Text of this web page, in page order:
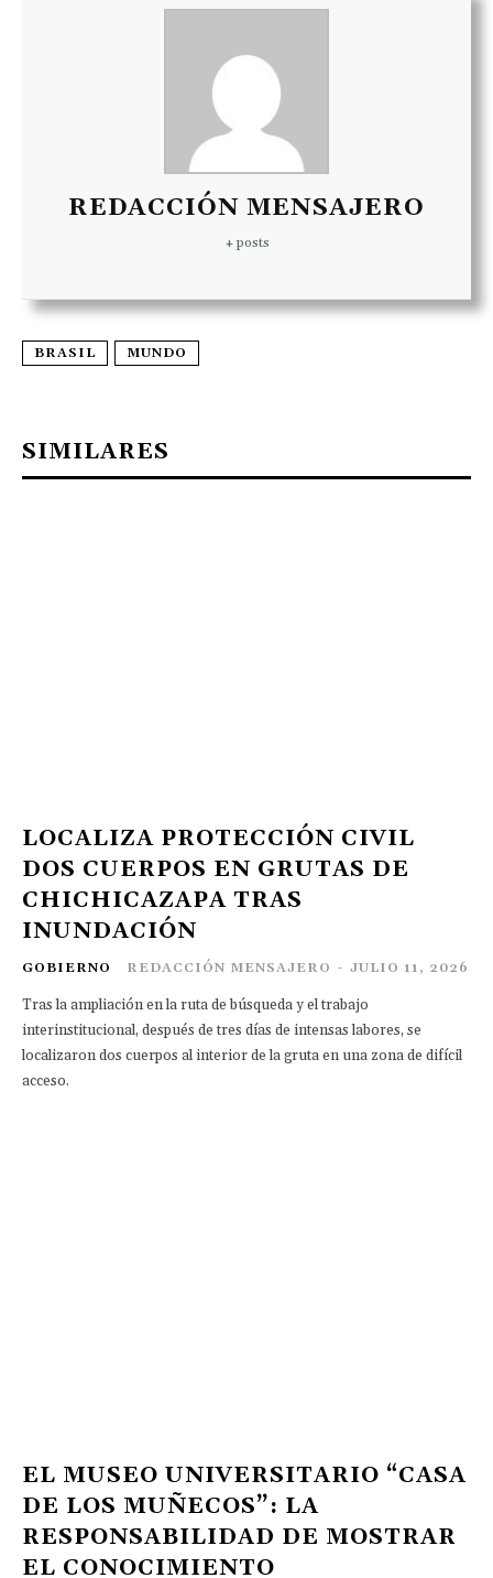
REDACCIÓN MENSAJERO
+ posts
BRASIL MUNDO
SIMILARES
LOCALIZA PROTECCIÓN CIVIL
DOS CUERPOS EN GRUTAS DE
CHICHICAZAPA TRAS
INUNDACIÓN
GOBIERNO REDACCIÓN MENSAJERO - JULIO 11, 2026
Tras la ampliación en la ruta de búsqueda y el trabajo
interinstitucional, después de tres días de intensas labores, se
localizaron dos cuerpos al interior de la gruta en una zona de difícil
acceso.
EL MUSEO UNIVERSITARIO “CASA
DE LOS MUÑECOS”: LA
RESPONSABILIDAD DE MOSTRAR
EL CONOCIMIENTO